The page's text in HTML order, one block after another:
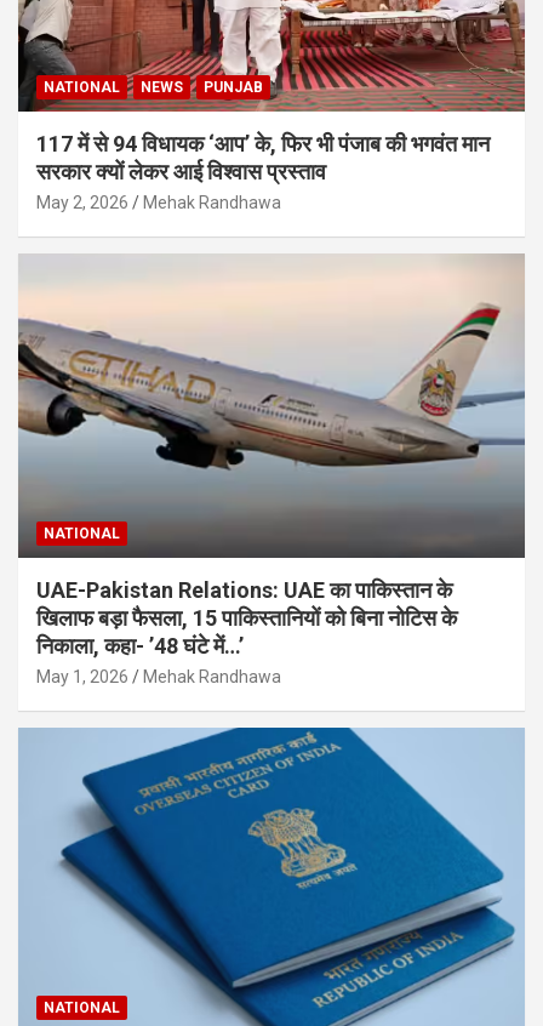
NATIONAL NEWS PUNJAB
117 में से 94 विधायक ‘आप’ के, फिर भी पंजाब की भगवंत मान
सरकार क्यों लेकर आई विश्वास प्रस्ताव
May 2, 2026 Mehak Randhawa
NATIONAL
UAE-Pakistan Relations: UAE का पाकिस्तान के
खिलाफ बड़ा फैसला, 15 पाकिस्तानियों को बिना नोटिस के
निकाला, कहा- ’48 घंटे में…’
May 1, 2026 Mehak Randhawa
NATIONAL